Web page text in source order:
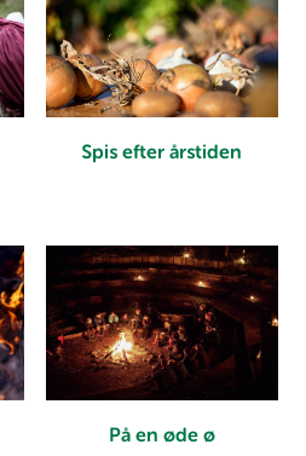
Spis efter årstiden
På en øde ø